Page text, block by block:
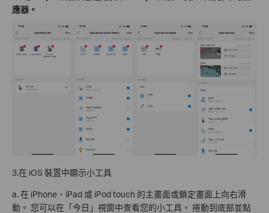
應器。
3.在 iOS 裝置中顯示小工具
a. 在 iPhone、iPad 或 iPod touch 的主畫面或鎖定畫面上向右滑
動。 您可以在「今日」視窗中查看您的小工具。 捲動到底部並點